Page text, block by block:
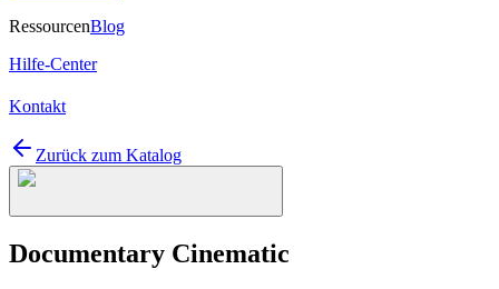
RessourcenBlog
Hilfe-Center
Kontakt
Zurück zum Katalog
Documentary Cinematic